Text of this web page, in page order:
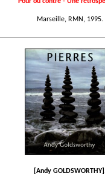
Marseille, RMN, 1995.
[Andy